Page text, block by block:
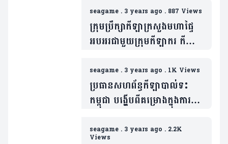
ស៊ីហ្គេម និងទទួលការរិះគន់យ៉ាង
ស្ពឹកមុខ (មានវីដេអូ)
seagame . 3 years ago . 887 Views
ក្រុមប្រឹក្សាកីឡាក្រសួងមហាផ្ទៃ
អបអរជាមួយក្រុមកីឡាករ កីឡា
ជោគជ័យយ៉ាងជ្រាលជ្រៅ ក្នុង
ព្រឹត្តិការណ៍កីឡាស៊ីហ្គេម
seagame . 3 years ago . 1K Views
ប្រធានសហព័ន្ធកីឡាបាល់ទះ
កម្ពុជា បង្ហើបពីគម្រោងក្នុងការ
seagame . 3 years ago . 2.2K
Views